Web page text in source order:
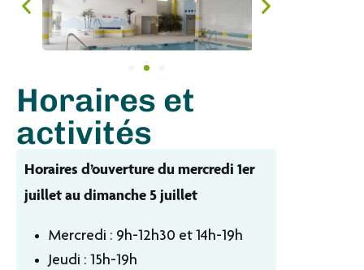
Horaires et
activités
Horaires d’ouverture du mercredi 1er
juillet au dimanche 5 juillet
Mercredi : 9h-12h30 et 14h-19h
Jeudi : 15h-19h